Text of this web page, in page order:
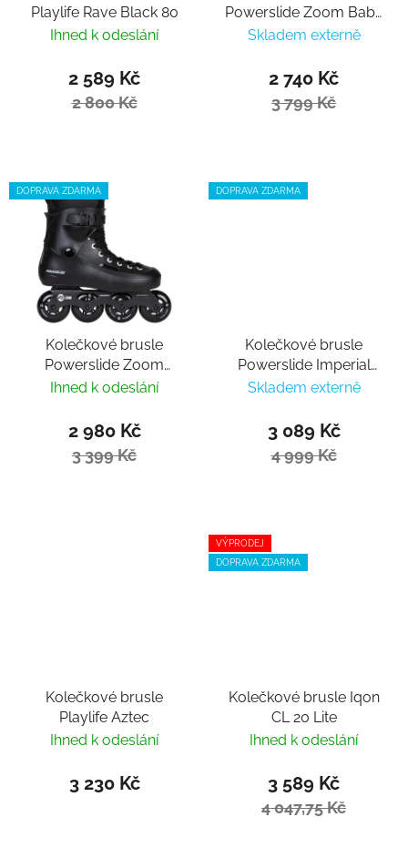
Playlife Rave Black 80
Ihned k odeslání
2 589 Kč
2 800 Kč
Powerslide Zoom Baby
Blue 80
Skladem externě
2 740 Kč
3 799 Kč
DOPRAVA ZDARMA
Kolečkové brusle
Powerslide Zoom
Black 80
Ihned k odeslání
2 980 Kč
3 399 Kč
DOPRAVA ZDARMA
Kolečkové brusle
Powerslide Imperial
Lollipop 80
Skladem externě
3 089 Kč
4 999 Kč
Kolečkové brusle
Playlife Aztec
Ihned k odeslání
3 230 Kč
VÝPRODEJ
DOPRAVA ZDARMA
Kolečkové brusle Iqon
CL 20 Lite
Ihned k odeslání
3 589 Kč
4 047,75 Kč